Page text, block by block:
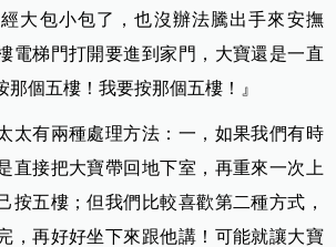
大包小包了，也沒辦法騰出手來安撫
電梯門打開要進到家門，大寶還是一直
那個五樓！我要按那個五樓！』
太有兩種處理方法：一，如果我們有時
直接把大寶帶回地下室，再重來一次上
按五樓；但我們比較喜歡第二種方式，
，再好好坐下來跟他講！可能就讓大寶